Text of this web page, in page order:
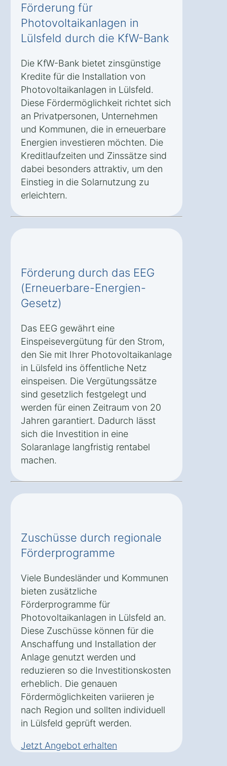
Förderung für
Photovoltaikanlagen in
Lülsfeld durch die KfW-Bank
Die KfW-Bank bietet zinsgünstige
Kredite für die Installation von
Photovoltaikanlagen in Lülsfeld.
Diese Fördermöglichkeit richtet sich
an Privatpersonen, Unternehmen
und Kommunen, die in erneuerbare
Energien investieren möchten. Die
Kreditlaufzeiten und Zinssätze sind
dabei besonders attraktiv, um den
Einstieg in die Solarnutzung zu
erleichtern.
Förderung durch das EEG
(Erneuerbare-Energien-
Gesetz)
Das EEG gewährt eine
Einspeisevergütung für den Strom,
den Sie mit Ihrer Photovoltaikanlage
in Lülsfeld ins öffentliche Netz
einspeisen. Die Vergütungssätze
sind gesetzlich festgelegt und
werden für einen Zeitraum von 20
Jahren garantiert. Dadurch lässt
sich die Investition in eine
Solaranlage langfristig rentabel
machen.
Zuschüsse durch regionale
Förderprogramme
Viele Bundesländer und Kommunen
bieten zusätzliche
Förderprogramme für
Photovoltaikanlagen in Lülsfeld an.
Diese Zuschüsse können für die
Anschaffung und Installation der
Anlage genutzt werden und
reduzieren so die Investitionskosten
erheblich. Die genauen
Fördermöglichkeiten variieren je
nach Region und sollten individuell
in Lülsfeld geprüft werden.
Jetzt Angebot erhalten